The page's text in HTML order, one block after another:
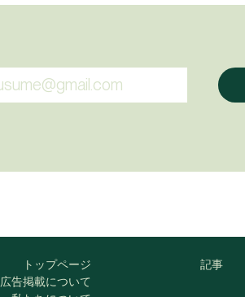
トップページ
広告掲載について
記事